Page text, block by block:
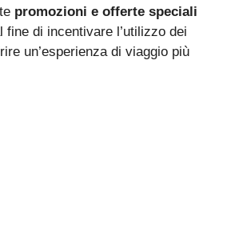
promozioni e offerte speciali
fine di incentivare l’utilizzo dei
un’esperienza di viaggio più